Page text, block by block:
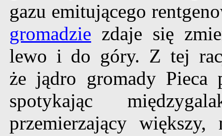
gazu emitującego
gromadzie zdaje się
lewo i do góry. Z tej
że jądro gromady
spotykając
przemierzający